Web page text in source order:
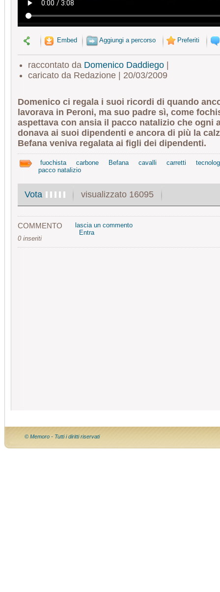
Embed Aggiungi a percorso Preferiti
raccontato da Domenico Daddiego|
caricato da Redazione | 20/03/2009
Domenico ci regala i suoi ricordi di quando
lavorava in Peroni, ma suo padre sì, come
aspettava con ansia il pacco natalizio che ogni
donava ai suoi dipendenti e ancora di più la
Befana veniva regalata ai figli dei dipendenti.
fuochista carbone Befana cavalli carretti
pacco natalizio
Vota visualizzato 16095
COMMENTO
0 inseriti
lascia un commento
Entra
© Memoro - Tutti i diritti riservati